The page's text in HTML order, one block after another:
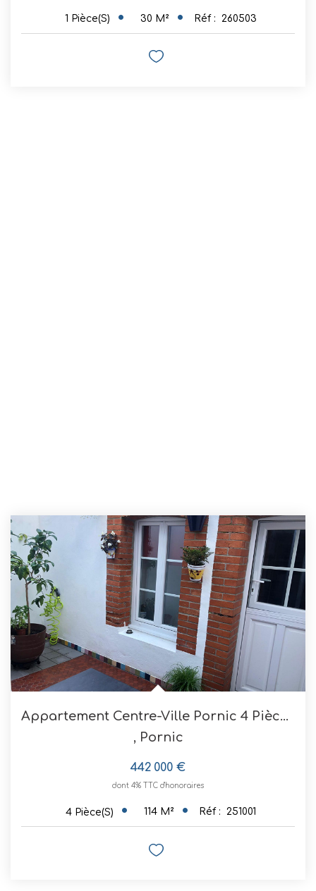
1 Pièce(s) 30 M² Réf : 260503
Appartement Centre-Ville Pornic 4 Pièces 113.70 M2
, Pornic
442 000 €
dont 4% TTC d'honoraires
4 Pièce(s) 114 M² Réf : 251001